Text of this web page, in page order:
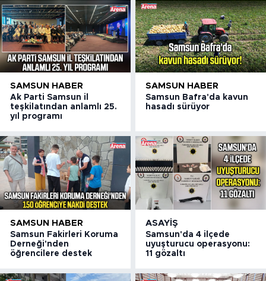
SAMSUN HABER
Ak Parti Samsun il
teşkilatından anlamlı 25.
yıl programı
SAMSUN HABER
Samsun Bafra'da kavun
hasadı sürüyor
SAMSUN HABER
Samsun Fakirleri Koruma
Derneği'nden
öğrencilere destek
ASAYIŞ
Samsun'da 4 ilçede
uyuşturucu operasyonu:
11 gözaltı